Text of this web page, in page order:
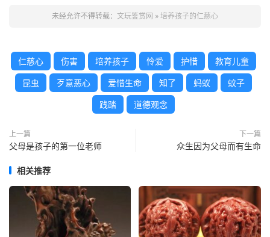
未经允许不得转载： 文玩鉴赏网 » 培养孩子的仁慈心
仁慈心 伤害 培养孩子 怜爱 护惜 教育儿童
昆虫 歹意恶心 爱惜生命 知了 蚂蚁 蚊子
践踏 道德观念
上一篇
父母是孩子的第一位老师
下一篇
众生因为父母而有生命
相关推荐